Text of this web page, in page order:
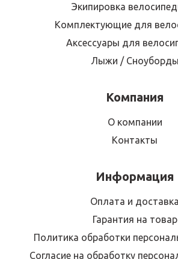
Экипировка
Комплектующие для
Аксессуары для
Лыжи / Сноуборды
Компания
О компании
Контакты
Информация
Оплата и доставка
Гарантия на товар
Политика обработки
Согласие на обработку